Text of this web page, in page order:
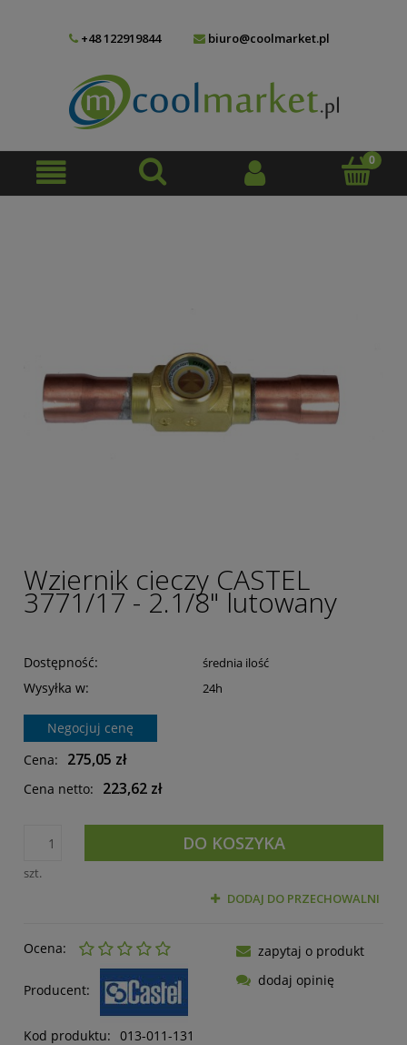
+48 122919844 biuro@coolmarket.pl
Wziernik cieczy CASTEL
3771/17 - 2.1/8" lutowany
Dostępność: średnia ilość
Wysyłka w: 24h
Negocjuj cenę
Cena:
275,05 zł
Cena netto: 223,62 zł
szt.
DO KOSZYKA
DODAJ DO PRZECHOWALNI
Ocena:
Producent:
Kod produktu: 013-011-131
zapytaj o produkt
dodaj opinię